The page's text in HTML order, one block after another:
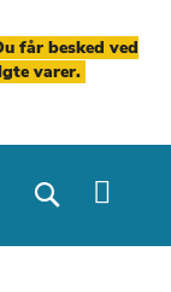
får besked ved
varer.
Search